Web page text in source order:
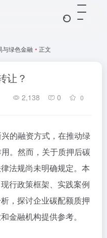
与绿色金融 • 正文
让？
2,138 0 0
的融资方式，在推动绿
。然而，关于质押后碳
法规尚未明确规定。本
行政策框架、实践案例
，探讨企业碳配额质押
金融机构提供参考。